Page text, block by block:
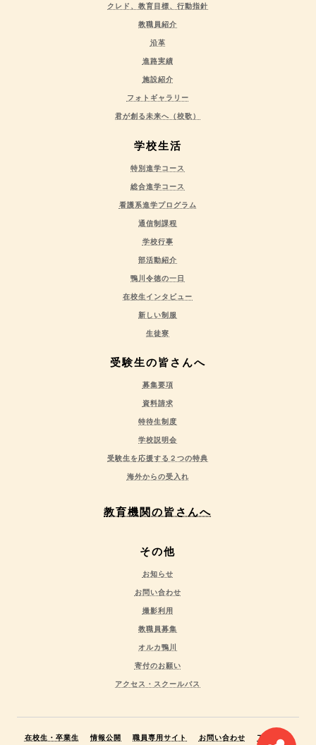
クレド、教育目標、行動指針
教職員紹介
沿革
進路実績
施設紹介
フォトギャラリー
君が創る未来へ（校歌）
学校生活
特別進学コース
総合進学コース
看護系進学プログラム
通信制課程
学校行事
部活動紹介
鴨川令徳の一日
在校生インタビュー
新しい制服
生徒寮
受験生の皆さんへ
募集要項
資料請求
特待生制度
学校説明会
受験生を応援する２つの特典
海外からの受入れ
教育機関の皆さんへ
その他
お知らせ
お問い合わせ
撮影利用
教職員募集
オルカ鴨川
寄付のお願い
アクセス・スクールバス
在校生・卒業生 情報公開 職員専用サイト お問い合わせ アクセス